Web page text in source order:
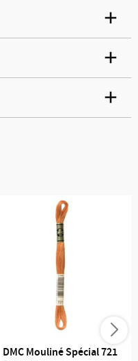
DMC Mouliné Spécial 721